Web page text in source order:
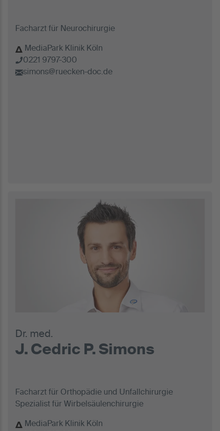
Facharzt für Neurochirurgie
MediaPark Klinik Köln
0221 9797-300
simons@ruecken-doc.de
Dr. med.
J. Cedric P. Simons
Facharzt für Orthopädie und Unfallchirurgie
Spezialist für Wirbelsäulenchirurgie
MediaPark Klinik Köln